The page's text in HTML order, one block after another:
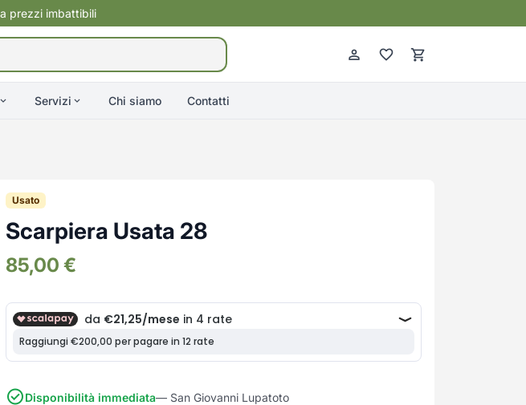
prezzi imbattibili
Servizi Chi siamo Contatti
Usato
Scarpiera Usata 28
85,00 €
Disponibilità immediata— San Giovanni Lupatoto